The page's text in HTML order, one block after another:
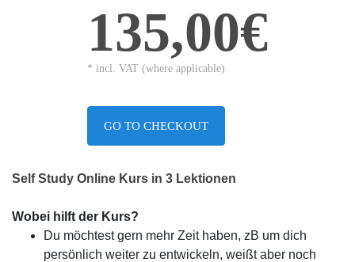
135,00€
* incl. VAT (where applicable)
GO TO CHECKOUT
Self Study Online Kurs in 3 Lektionen
Wobei hilft der Kurs?
Du möchtest gern mehr Zeit haben, zB um dich
persönlich weiter zu entwickeln, weißt aber noch